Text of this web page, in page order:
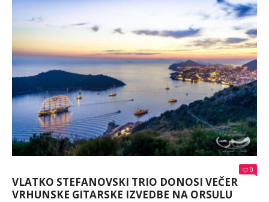
0
VLATKO STEFANOVSKI TRIO DONOSI VEČER
VRHUNSKE GITARSKE IZVEDBE NA ORSULU